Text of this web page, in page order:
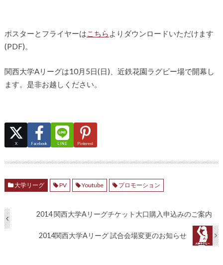
ポスターとフライヤーはこちら よりダウンロードいただけます
(PDF)。
関西大学Aリーグは10月5日(日)、近鉄花園ラグビー場で開幕し
ます。是非お越しください。
X Facebook LINE Pinterest
大学リーグ PV Youtube プロモーション
2014 関西大学Aリーグチケット大口購入申込みのご案内
2014関西大学Aリーグ 試合会場変更のお知らせ